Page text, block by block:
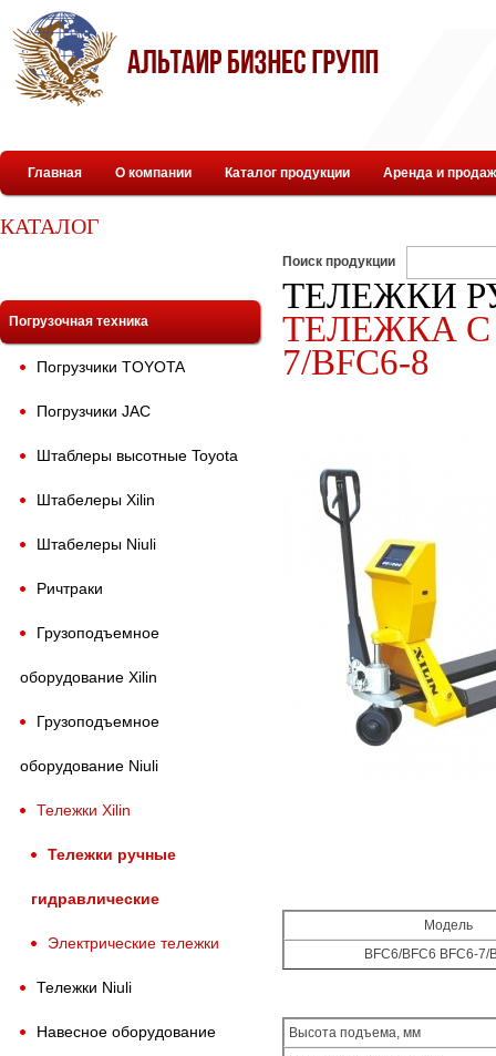
Главная О компании Каталог продукции Аренда и
КАТАЛОГ
Погрузочная техника
Погрузчики TOYOTA
Погрузчики JAC
Штаблеры высотные Toyota
Штабелеры Xilin
Штабелеры Niuli
Ричтраки
Грузоподъемное
оборудование Xilin
Грузоподъемное
оборудование Niuli
Тележки Xilin
Тележки ручные
гидравлические
Электрические тележки
Тележки Niuli
Навесное оборудование
Поиск продукции
ТЕЛЕЖКИ
ТЕЛЕЖКА С
7/BFC6-8
Модель
BFC6/BFC6 BFC6-7/
Высота подъема, мм